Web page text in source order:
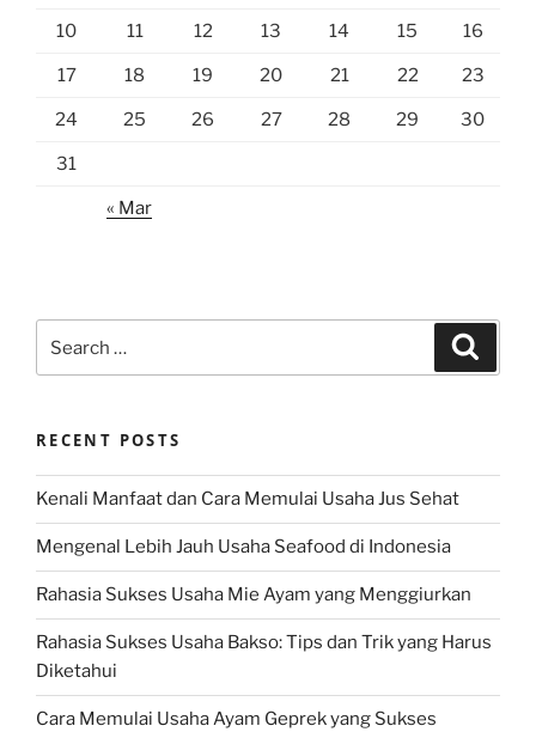
10 11 12 13 14 15 16
17 18 19 20 21 22 23
24 25 26 27 28 29 30
31
« Mar
for:
RECENT POSTS
Kenali Manfaat dan Cara Memulai Usaha Jus Sehat
Mengenal Lebih Jauh Usaha Seafood di Indonesia
Rahasia Sukses Usaha Mie Ayam yang Menggiurkan
Rahasia Sukses Usaha Bakso: Tips dan Trik yang Harus
Diketahui
Cara Memulai Usaha Ayam Geprek yang Sukses